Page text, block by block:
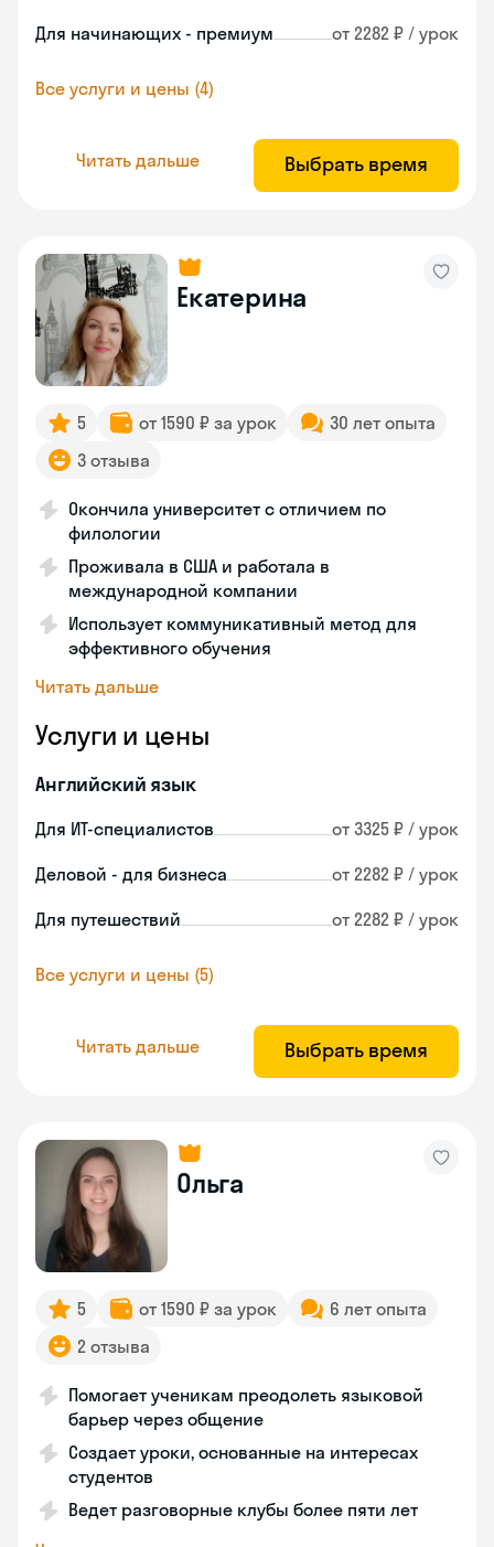
Для начинающих - премиум от 2282 ₽ / урок
Все услуги и цены (4)
Читать дальше Выбрать время
Екатерина
5 от 1590 ₽ за урок
30 лет опыта
3 отзыва
Окончила университет с отличием по
филологии
Проживала в США и работала в
международной компании
Использует коммуникативный метод для
эффективного обучения
Читать дальше
Услуги и цены
Английский язык
Для ИТ-специалистов от 3325 ₽ / урок
Деловой - для бизнеса от 2282 ₽ / урок
Для путешествий от 2282 ₽ / урок
Все услуги и цены (5)
Читать дальше Выбрать время
Ольга
5 от 1590 ₽ за урок
6 лет опыта
2 отзыва
Помогает ученикам преодолеть языковой
барьер через общение
Создает уроки, основанные на интересах
студентов
Ведет разговорные клубы более пяти лет